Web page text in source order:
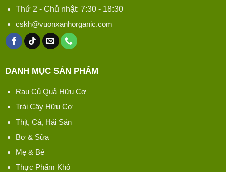
Thứ 2 - Chủ nhật: 7:30 - 18:30
cskh@vuonxanhorganic.com
DANH MỤC SẢN PHẨM
Rau Củ Quả Hữu Cơ
Trái Cây Hữu Cơ
Thịt, Cá, Hải Sản
Bơ & Sữa
Mẹ & Bé
Thực Phẩm Khô